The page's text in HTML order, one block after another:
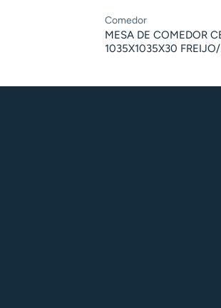
Comedor
MESA DE COMEDOR
1035X1035X30